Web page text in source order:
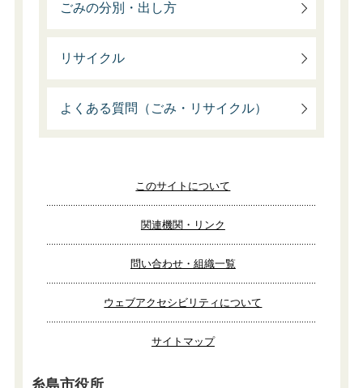
ごみの分別・出し方
リサイクル
よくある質問（ごみ・リサイクル）
このサイトについて
関連機関・リンク
問い合わせ・組織一覧
ウェブアクセシビリティについて
サイトマップ
糸島市役所